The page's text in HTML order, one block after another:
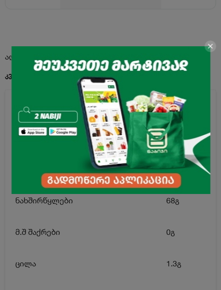
აღწერა
კვებითი ღირებულება 100გ. პროდუქტში:
ენერგეტიკული ღირებულება 190კკალ
ცხიმი 1.7გ
მ.შ ნაჯერი ცხიმოვანი მჟავები 1.1გ
ნახშირწყლები 68გ
მ.შ შაქრები 0გ
ცილა 1.3გ